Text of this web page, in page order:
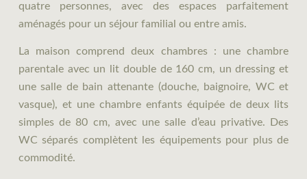
quatre personnes, avec des espaces parfaitement
aménagés pour un séjour familial ou entre amis.
La maison comprend deux chambres : une chambre
parentale avec un lit double de 160 cm, un dressing et
une salle de bain attenante (douche, baignoire, WC et
vasque), et une chambre enfants équipée de deux lits
simples de 80 cm, avec une salle d’eau privative. Des
WC séparés complètent les équipements pour plus de
commodité.